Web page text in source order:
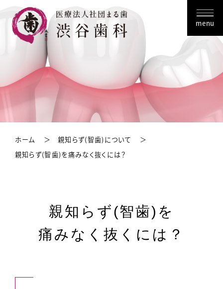
ホーム
親知らず(智歯)について
親知らず(智歯)を痛みなく抜くには？
親知らず(智歯)を
痛みなく抜くには？
menu